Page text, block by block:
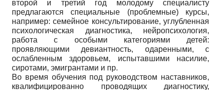
второй и третий год молодому специалисту
предлагаются специальные (проблемные) курсы,
например: семейное консультирование, углубленная
психологическая диагностика, нейропсихология,
работа с особыми категориями детей:
проявляющими девиантность, одаренными, с
ослабленным здоровьем, испытавшими насилие,
сиротами, эмигрантами и пр.
Во время обучения под руководством наставников,
квалифицированно проводящих диагностику,